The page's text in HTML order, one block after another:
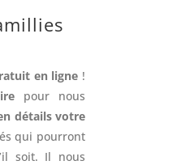
en ligne !
pour nous
détails votre
qui pourront
soit. Il nous